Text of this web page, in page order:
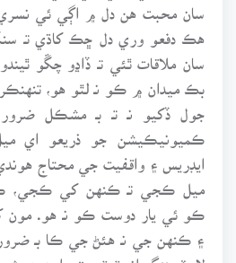
سان محبت هن دل ۾ اڳي ئي
هڪ دفعو وري دل ڇڪ کاڌي تـ
سان ملاقات ٿئي تـ ڏاڍو چڱو
بڪ ميدان ۾ ڪو نـ لٿو هو،
جول ڏکيو نـ تـ بـ مشڪل ضرور
ڪميونيڪيشن جو ذريعو اي
ايڊريس ۽ واقفيت جي محتاج
ميل ڪجي تـ ڪنهن کي ڪجي، ڪا
ڪو ئي يار دوست ڪو نـ هو. مون
۽ ڪنهن جي نـ هئڻ جي ڪا بـ
لاءِ ٽريننگ انسٽيٽيوٽ وارن هر